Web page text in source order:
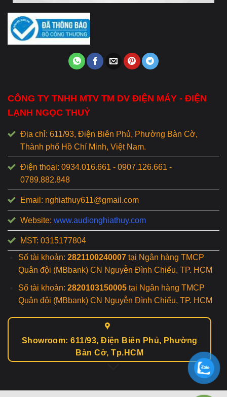
CÔNG TY TNHH MTV TM DV ĐIỆN MÁY - ĐIỆN
LẠNH NGỌC THUỶ
Địa chỉ: 611/93, Điện Biên Phủ, Phường Bàn Cờ,
Thành phố Hồ Chí Minh, Việt Nam.
Điện thoại: 0934.016.661 - 0907.126.661 -
0789.882.848
Email: nghiathuy611@gmail.com
Website: www.audionghiathuy.com
MST: 0315177804
Số tài khoản: 2821100240007tại Ngân hàng TMCP
Quân đội (MBbank) CN Nguyễn Đình Chiểu, TP. HCM
Số tài khoản: 2820103150005tại Ngân hàng TMCP
Quân đội (MBbank) CN Nguyễn Đình Chiểu, TP. HCM
Showroom: 611/93, Điện Biên Phủ, Phường
Bàn Cờ, Tp.HCM